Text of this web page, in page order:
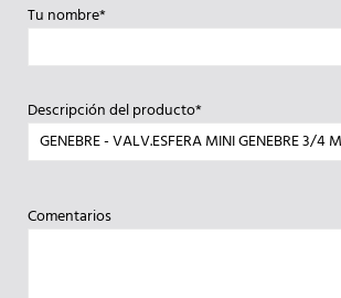
Tu nombre*
Descripción del producto*
Comentarios